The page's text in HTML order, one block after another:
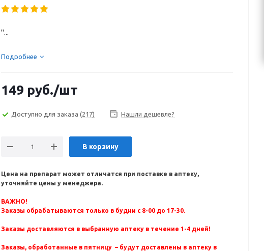
"...
Подробнее
149 руб./шт
Доступно для заказа (217) Нашли дешевле?
В корзину
Цена на препарат может отличатся при поставке в аптеку,
уточняйте цены у менеджера.
ВАЖНО!
Заказы обрабатываются только в будни с 8-00 до 17-30.
Заказы доставляются в выбранную аптеку в течение 1-4 дней!
Заказы, обработанные в пятницу – будут доставлены в аптеку в